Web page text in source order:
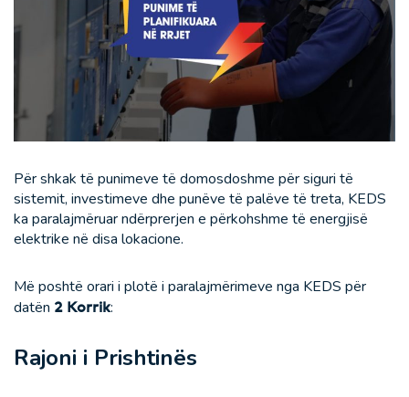
Për shkak të punimeve të domosdoshme për siguri të
sistemit, investimeve dhe punëve të palëve të treta, KEDS
ka paralajmëruar ndërprerjen e përkohshme të energjisë
elektrike në disa lokacione.
Më poshtë orari i plotë i paralajmërimeve nga KEDS për
datën 2 Korrik:
Rajoni i Prishtinës